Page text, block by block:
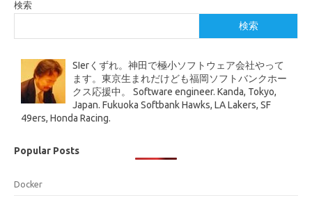
検索
検索
SIerくずれ。神田で極小ソフトウェア会社やって
ます。東京生まれだけども福岡ソフトバンクホー
クス応援中。 Software engineer. Kanda, Tokyo,
Japan. Fukuoka Softbank Hawks, LA Lakers, SF
49ers, Honda Racing.
Popular Posts
Docker